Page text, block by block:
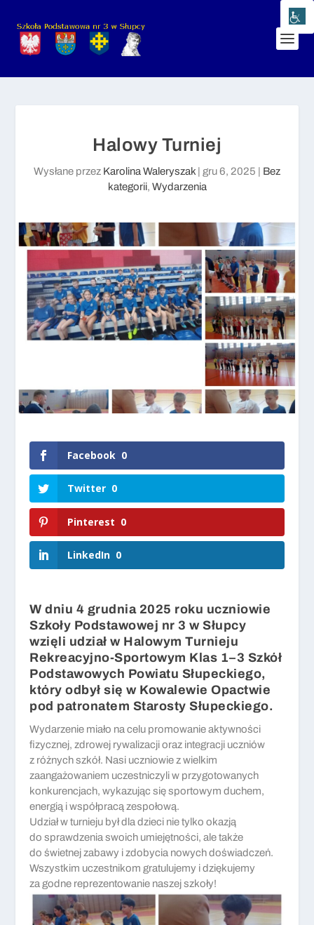
Halowy Turniej
Wysłane przez Karolina Waleryszak gru 6, 2025
Bez
kategorii, Wydarzenia
Facebook 0
Twitter 0
Pinterest 0
LinkedIn 0
W dniu 4 grudnia 2025 roku uczniowie
Szkoły Podstawowej nr 3 w Słupcy
wzięli udział w Halowym Turnieju
Rekreacyjno-Sportowym Klas 1–3 Szkół
Podstawowych Powiatu Słupeckiego,
który odbył się w Kowalewie Opactwie
pod patronatem Starosty Słupeckiego.
Wydarzenie miało na celu promowanie aktywności
fizycznej, zdrowej rywalizacji oraz integracji uczniów
z różnych szkół. Nasi uczniowie z wielkim
zaangażowaniem uczestniczyli w przygotowanych
konkurencjach, wykazując się sportowym duchem,
energią i współpracą zespołową.
Udział w turnieju był dla dzieci nie tylko okazją
do sprawdzenia swoich umiejętności, ale także
do świetnej zabawy i zdobycia nowych doświadczeń.
Wszystkim uczestnikom gratulujemy i dziękujemy
za godne reprezentowanie naszej szkoły!